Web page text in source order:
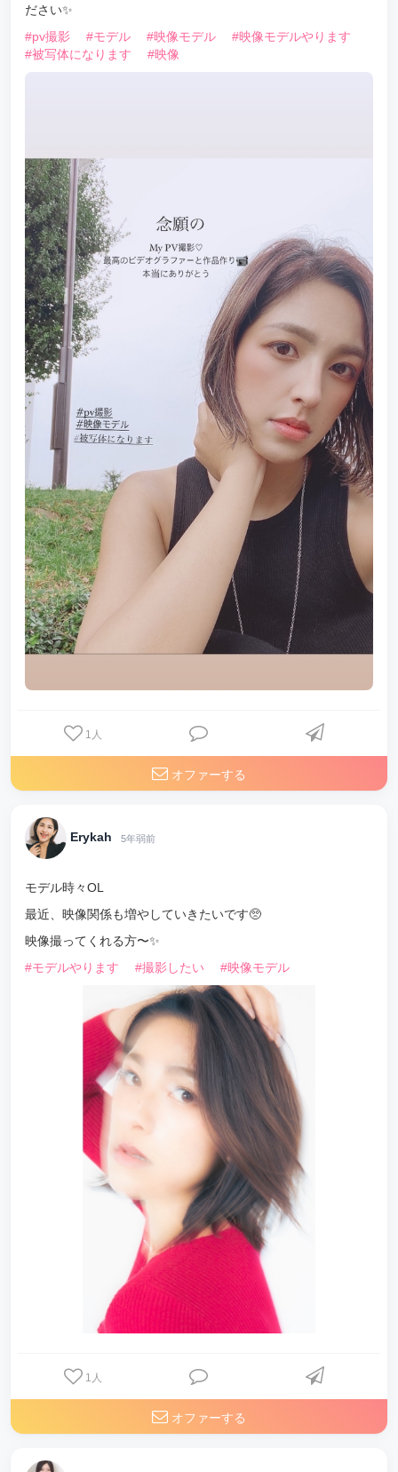
ださい✨
#pv撮影
#モデル #映像モデル
#映像モデルやります
#被写体になります
#映像
1 人
オファーする
Erykah 5年弱前
モデル時々OL
最近、映像関係も増やしていきたいです🥺
映像撮ってくれる方〜✨
#モデルやります
#撮影したい #映像モデル
1 人
オファーする